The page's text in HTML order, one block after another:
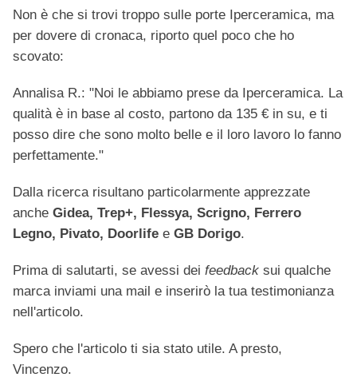
Non è che si trovi troppo sulle porte Iperceramica, ma
per dovere di cronaca, riporto quel poco che ho
scovato:
Annalisa R.: "Noi le abbiamo prese da Iperceramica. La
qualità è in base al costo, partono da 135 € in su, e ti
posso dire che sono molto belle e il loro lavoro lo fanno
perfettamente."
Dalla ricerca risultano particolarmente apprezzate
anche Gidea, Trep+, Flessya, Scrigno, Ferrero
Legno, Pivato, Doorlife e GB Dorigo.
Prima di salutarti, se avessi dei feedback sui qualche
marca inviami una mail e inserirò la tua testimonianza
nell'articolo.
Spero che l'articolo ti sia stato utile. A presto,
Vincenzo.